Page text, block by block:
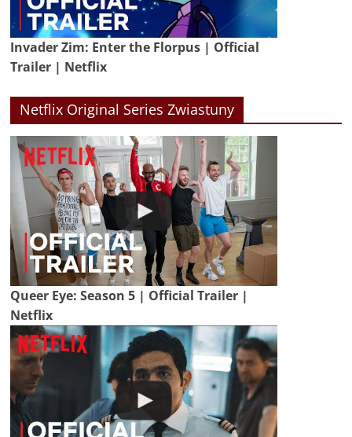
Invader Zim: Enter the Florpus | Official
Trailer | Netflix
Netflix Original Series Zwiastuny
Queer Eye: Season 5 | Official Trailer |
Netflix